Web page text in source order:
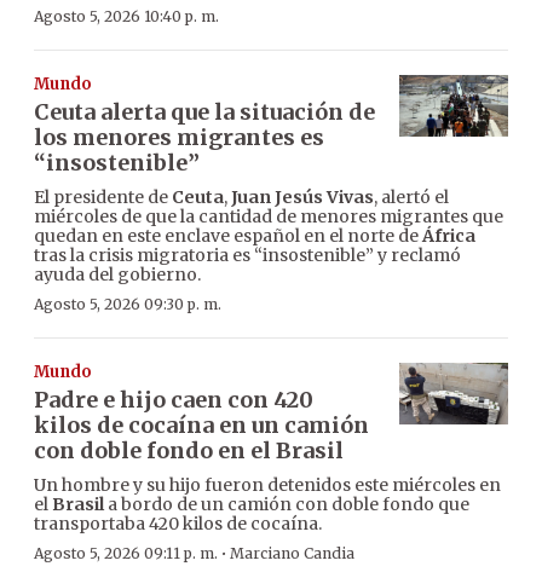
Agosto 5, 2026 10:40 p. m.
Mundo
Ceuta alerta que la situación de
los menores migrantes es
“insostenible”
El presidente de Ceuta,Juan Jesús Vivas, alertó el
miércoles de que la cantidad de menores migrantes que
quedan en este enclave español en el norte deÁfrica
tras la crisis migratoria es “insostenible” y reclamó
ayuda del gobierno.
Agosto 5, 2026 09:30 p. m.
Mundo
Padre e hijo caen con 420
kilos de cocaína en un camión
con doble fondo en el Brasil
Un hombre y su hijo fueron detenidos este miércoles en
el Brasila bordo de un camión con doble fondo que
transportaba 420 kilos de cocaína.
Agosto 5, 2026 09:11 p. m. · Marciano Candia